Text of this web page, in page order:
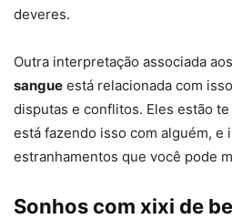
deveres.
Outra interpretação associada
sangue está relacionada com
disputas e conflitos. Eles estão
está fazendo isso com alguém, e
estranhamentos que você pode
Sonhos com xixi de